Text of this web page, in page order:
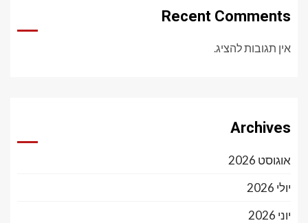
Recent Comments
אין תגובות להציג.
Archives
אוגוסט 2026
יולי 2026
יוני 2026